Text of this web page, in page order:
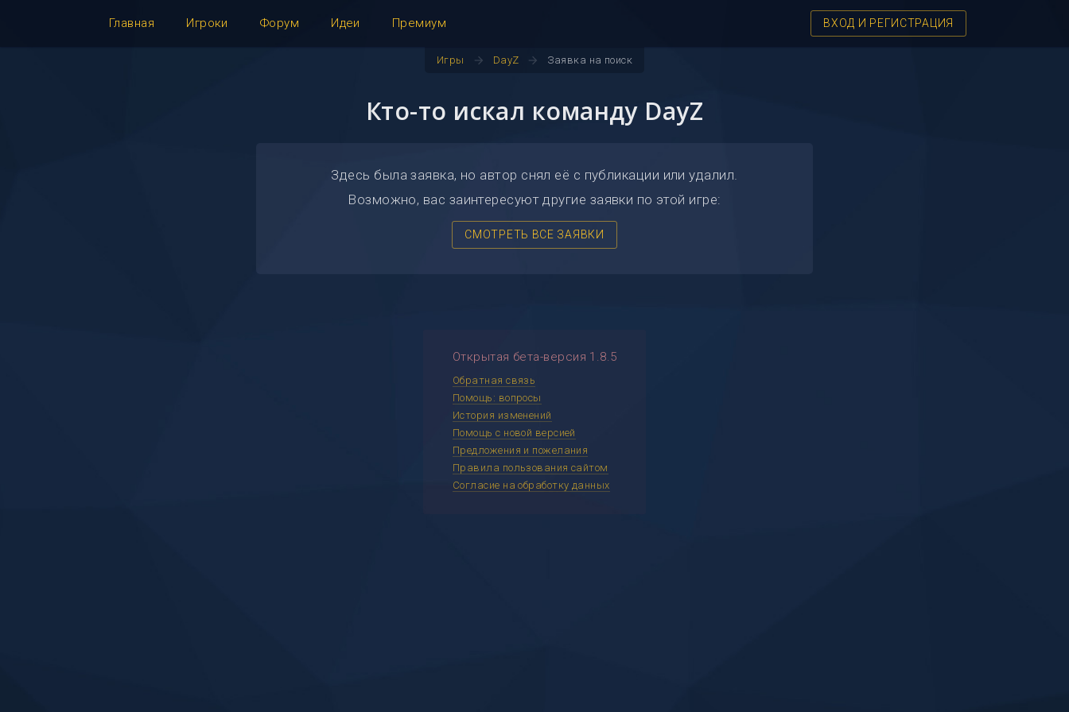
Главная Игроки Форум Идеи Премиум ВХОД И РЕГИСТРАЦИЯ
Игры arrow_forward DayZ arrow_forward Заявка на поиск
Кто-то искал команду DayZ
Здесь была заявка, но автор снял её с публикации или удалил.
Возможно, вас заинтересуют другие заявки по этой игре:
СМОТРЕТЬ ВСЕ ЗАЯВКИ
Открытая бета-версия 1.8.5
Обратная связь
Помощь: вопросы
История изменений
Помощь с новой версией
Предложения и пожелания
Правила пользования сайтом
Согласие на обработку данных